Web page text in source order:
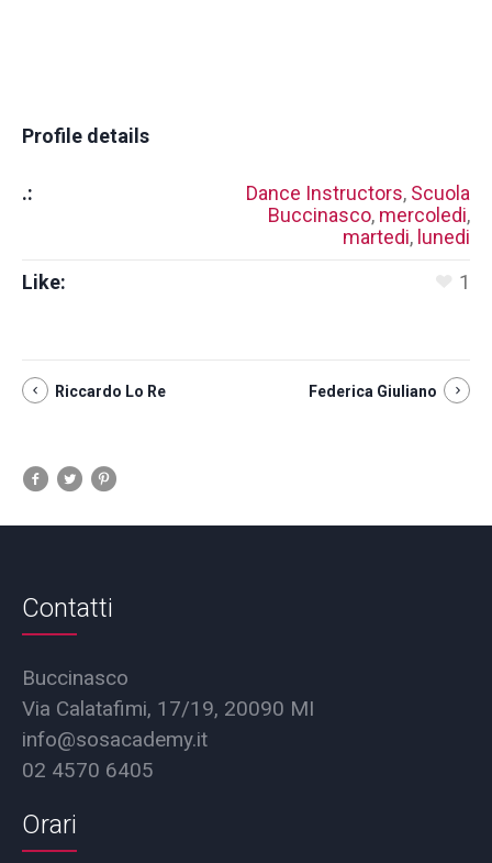
Profile details
.: Dance Instructors, Scuola
Buccinasco, mercoledi,
martedi, lunedi
Like:
1
Riccardo Lo Re Federica Giuliano
Contatti
Buccinasco
Via Calatafimi, 17/19, 20090 MI
info@sosacademy.it
02 4570 6405
Orari